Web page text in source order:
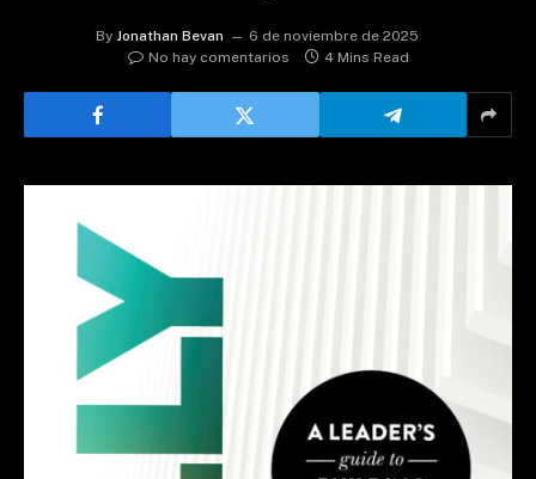
By Jonathan Bevan
6 de noviembre de 2025
No hay comentarios
4 Mins Read